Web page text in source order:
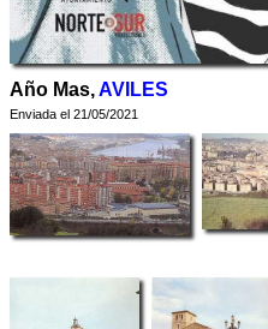
Año Mas,AVILES
Enviada el 21/05/2021